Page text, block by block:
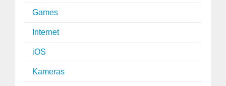
Games
Internet
iOS
Kameras